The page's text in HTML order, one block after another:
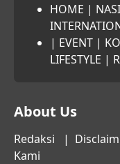
HOME |
| EVENT |
LIFESTYLE |
About Us
Redaksi |
Kami